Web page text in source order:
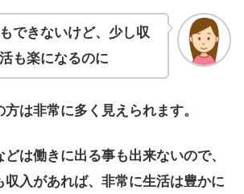
できないけど、少し収
も楽になるのに
は非常に多く見えられます。
は働きに出る事も出来ないので、
収入があれば、非常に生活は豊かに